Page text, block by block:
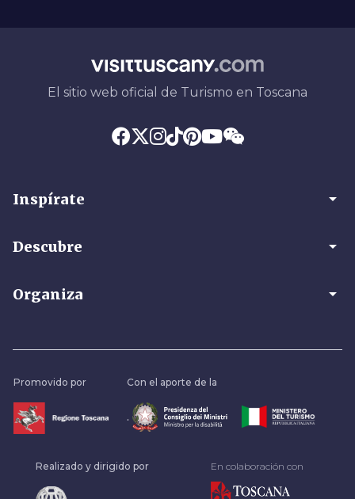
El sitio web oficial de Turismo en Toscana
Inspírate arrow_drop_down
Descubre arrow_drop_down
Organiza arrow_drop_down
Promovido por Con el aporte de la
.
Realizado y dirigido por En colaboración con